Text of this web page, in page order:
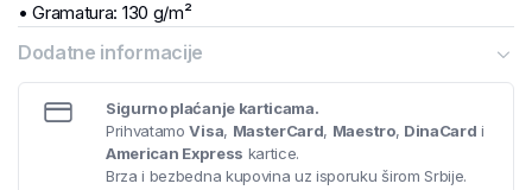
• Gramatura: 130 g/m²
Dodatne informacije
Sigurno plaćanje karticama.
PrihvatamoVisa, MasterCard, Maestro, DinaCard i
American Express kartice.
Brza i bezbedna kupovina uz isporuku širom Srbije.